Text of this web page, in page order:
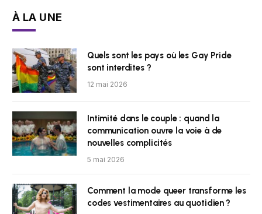
À LA UNE
Quels sont les pays où les Gay Pride
sont interdites ?
12 mai 2026
Intimité dans le couple : quand la
communication ouvre la voie à de
nouvelles complicités
5 mai 2026
Comment la mode queer transforme les
codes vestimentaires au quotidien ?